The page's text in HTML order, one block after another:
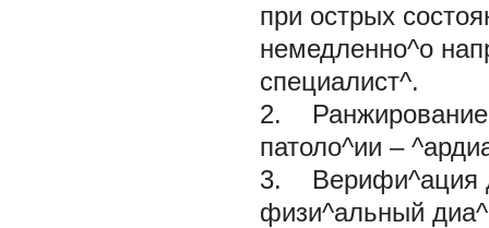
при острых
немедленно^о
специалист^.
2. Ранжирование
патоло^ии –
3. Верифи^ация
физи^альный